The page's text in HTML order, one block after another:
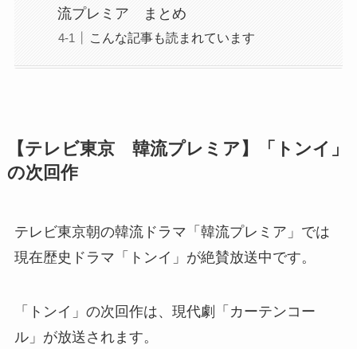
流プレミア まとめ
こんな記事も読まれています
【テレビ東京 韓流プレミア】「トンイ」
の次回作
テレビ東京朝の韓流ドラマ「韓流プレミア」では
現在歴史ドラマ「トンイ」が絶賛放送中です。
「トンイ」の次回作は、現代劇「カーテンコー
ル」が放送されます。